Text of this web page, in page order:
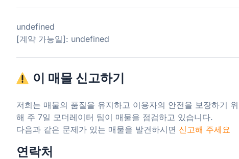
undefined
[계약 가능일]: undefined
이 매물 신고하기
저희는 매물의 품질을 유지하고 이용자의 안전을 보장하기 위
해 주 7일 모더레이터 팀이 매물을 점검하고 있습니다.
다음과 같은 문제가 있는 매물을 발견하시면 신고해 주세요
연락처